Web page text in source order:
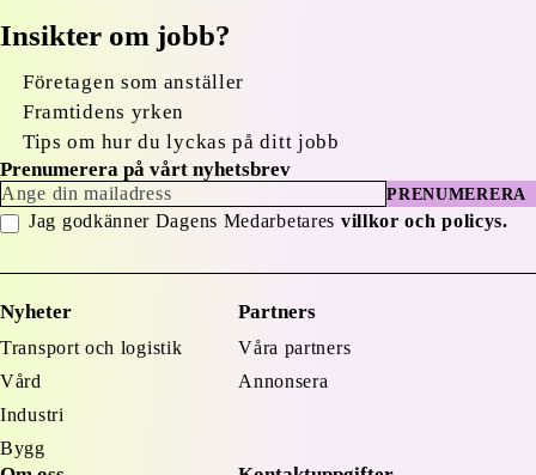
Insikter om jobb?
Företagen som anställer
Framtidens yrken
Tips om hur du lyckas på ditt jobb
Prenumerera på vårt nyhetsbrev
PRENUMERERA
Jag godkänner Dagens Medarbetares villkor och policys.
Nyheter
Transport och logistik
Vård
Industri
Bygg
Partners
Våra partners
Annonsera